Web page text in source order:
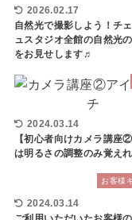
2026.02.17
自然光で撮影しよう！チ
ュスタジオ全館の自然光
をお見せします♬
2024.03.14
【初心者向けカメラ講座
は明るさの調整のみ覚え
お客様
2024.03.14